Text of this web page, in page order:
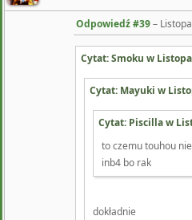
Odpowiedź #39–
Cytat: Smoku w
Cytat: Mayuki w
Cytat: Piscilla w
to czemu touhou
inb4 bo rak
dokładnie